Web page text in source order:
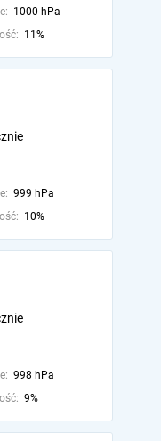
1000 hPa
11%
999 hPa
10%
998 hPa
9%